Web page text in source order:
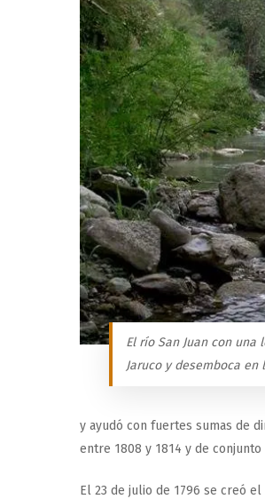
El río San Juan con
Jaruco y desemboca en
y ayudó con fuertes sumas de
entre 1808 y 1814 y de
El 23 de julio de 1796 se creó el